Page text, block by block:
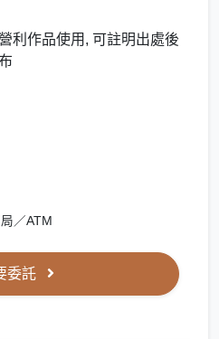
利作品使用, 可註明出處後
／ATM
委託